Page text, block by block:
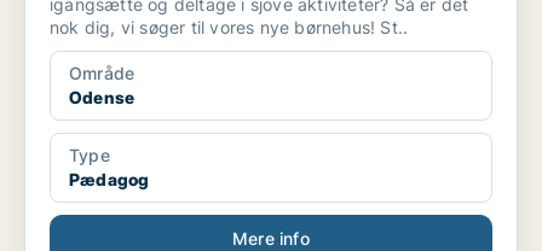
igangsætte og deltage i sjove aktiviteter? Så er det
nok dig, vi søger til vores nye børnehus! St..
Område
Odense
Type
Pædagog
Mere info